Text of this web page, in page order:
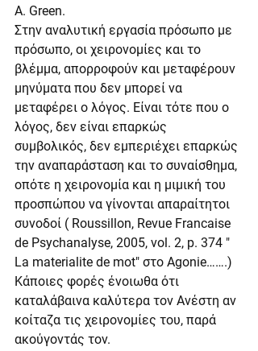
A. Green.
Στην αναλυτική εργασία πρόσωπο με
πρόσωπο, οι χειρονομίες και το
βλέμμα, απορροφούν και μεταφέρουν
μηνύματα που δεν μπορεί να
μεταφέρει ο λόγος. Είναι τότε που ο
λόγος, δεν είναι επαρκώς
συμβολικός, δεν εμπεριέχει επαρκώς
την αναπαράσταση και το συναίσθημα,
οπότε η χειρονομία και η μιμική του
προσπώπου να γίνονται απαραίτητοι
συνοδοί ( Roussillon, Revue Francaise
de Psychanalyse, 2005, vol. 2, p. 374 "
La materialite de mot" στο Agonie…….)
Κάποιες φορές ένοιωθα ότι
καταλάβαινα καλύτερα τον Ανέστη αν
κοίταζα τις χειρονομίες του, παρά
ακούγοντάς τον.